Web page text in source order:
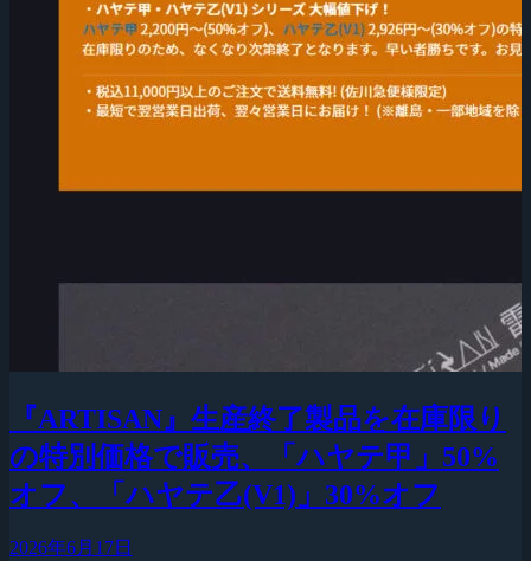
『ARTISAN』生産終了製品を在庫限り
の特別価格で販売、「ハヤテ甲」50%
オフ、「ハヤテ乙(V1)」30%オフ
2026年6月17日